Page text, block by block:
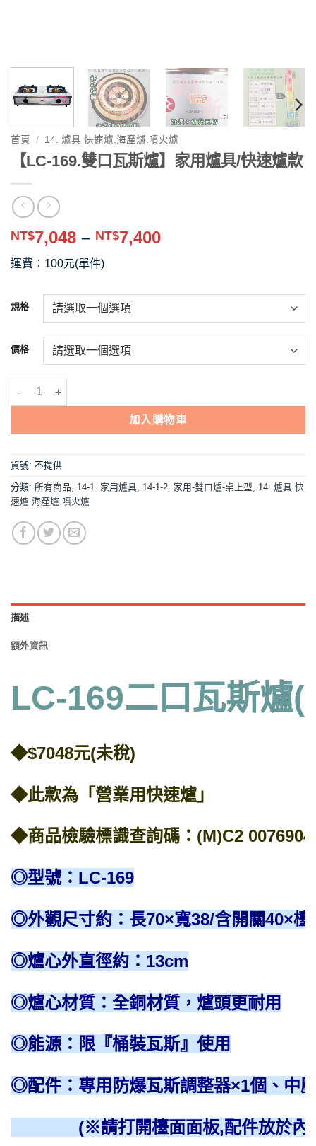
首頁 / 14. 爐具 快速爐.海產爐.噴火爐
【LC-169.雙口瓦斯爐】家用爐具/快速爐款
NT$7,048 – NT$7,400價
到
NT$7,400
運費：100元(單件)
規格
價格
【LC-169.雙口瓦斯爐】家用爐具/快速爐款 數量
加入購物車
貨號: 不提供
分類: 所有商品, 14-1. 家用爐具, 14-1-2. 家用-雙口爐-桌上型, 14. 爐具 快
速爐.海產爐.噴火爐
描述
額外資訊
LC-169二口瓦斯爐(
◆$7048元(未稅)
◆此款為「營業用快速爐」
◆商品檢驗標識查詢碼：(M)C2 0076904
◎型號：LC-169
◎外觀尺寸約：長70×寬38/含開關40×檯
◎爐心外直徑約：13cm
◎爐心材質：全銅材質，爐頭更耐用
◎能源：限『桶裝瓦斯』使用
◎配件：專用防爆瓦斯調整器×1個、中
(※請打開檯面面板,配件放於內